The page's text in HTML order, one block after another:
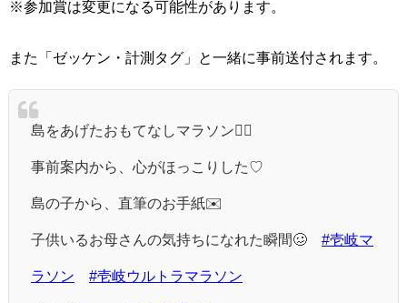
※参加賞は変更になる可能性があります。
また「ゼッケン・計測タグ」と一緒に事前送付されます。
島をあげたおもてなしマラソン🏃‍♀️
事前案内から、心がほっこりした♡
島の子から、直筆のお手紙✉️
子供いるお母さんの気持ちになれた瞬間🥴 #壱岐マ
ラソン #壱岐ウルトラマラソン